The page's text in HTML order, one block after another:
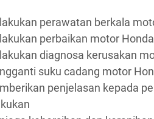
perawatan berkala
perbaikan motor
diagnosa kerusakan
suku cadang motor
penjelasan kepada